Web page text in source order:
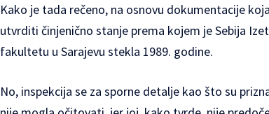
Kako je tada rečeno, na osnovu dokumentacije
utvrditi činjenično stanje prema kojem je Sebija
fakultetu u Sarajevu stekla 1989. godine.
No, inspekcija se za sporne detalje kao što su